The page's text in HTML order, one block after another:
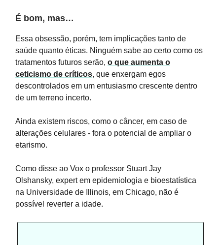
É bom, mas…
Essa obsessão, porém, tem implicações tanto de
saúde quanto éticas. Ninguém sabe ao certo como os
tratamentos futuros serão, o que aumenta o
ceticismo de críticos, que enxergam egos
descontrolados em um entusiasmo crescente dentro
de um terreno incerto.
Ainda existem riscos, como o câncer, em caso de
alterações celulares - fora o potencial de ampliar o
etarismo.
Como disse ao Vox o professor Stuart Jay
Olshansky, expert em epidemiologia e bioestatística
na Universidade de Illinois, em Chicago, não é
possível reverter a idade.